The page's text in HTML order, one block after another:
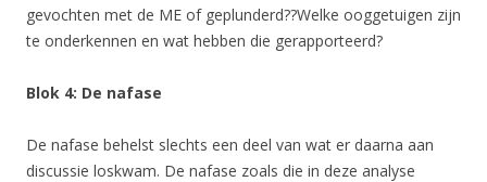
gevochten met de ME of geplunderd??Welke ooggetuigen zijn
te onderkennen en wat hebben die gerapporteerd?
Blok 4: De nafase
De nafase behelst slechts een deel van wat er daarna aan
discussie loskwam. De nafase zoals die in deze analyse